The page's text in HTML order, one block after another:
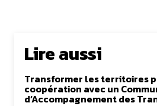
Lire aussi
Transformer les territoires
coopération avec un
d’Accompagnement des